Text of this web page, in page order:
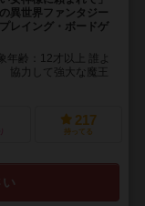
異世界ファンタジー
レイング・ボードゲ
年齢：12才以上 誰よ
協力して強大な魔王
217
持ってる